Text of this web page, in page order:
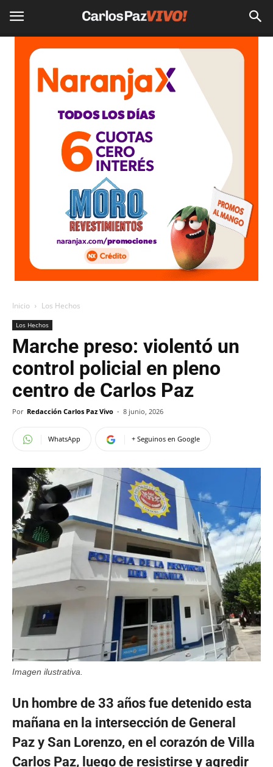
Inicio Los Hechos
Los Hechos
Marche preso: violentó un
control policial en pleno
centro de Carlos Paz
Por Redacción Carlos Paz Vivo - 8 junio, 2026
WhatsApp + Seguinos en Google
Imagen ilustrativa.
Un hombre de 33 años fue detenido esta
mañana en la intersección de General
Paz y San Lorenzo, en el corazón de Villa
Carlos Paz, luego de resistirse y agredir